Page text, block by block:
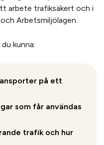
arbete trafiksäkert och i
Arbetsmiljölagen.
kunna:
på ett
som får användas
trafik och hur